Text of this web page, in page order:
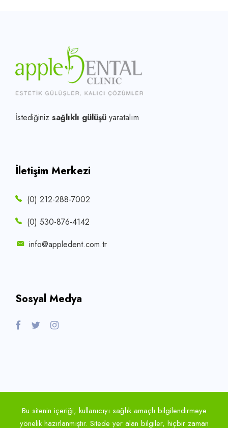
İstediğiniz sağlıklı gülüşü yaratalım
İletişim Merkezi
(0) 212-288-7002
(0) 530-876-4142
info@appledent.com.tr
Sosyal Medya
Bu sitenin içeriği, kullanıcıyı sağlık amaçlı bilgilendirmeye
yönelik hazırlanmıştır. Sitede yer alan bilgiler, hiçbir zaman